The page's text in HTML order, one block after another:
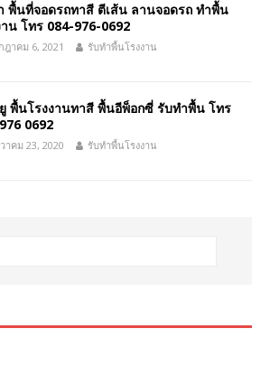
พื้นที่จอดรถทาสี ตีเส้น ลานจอดรถ ทำพื้น
าน โทร 084-976-0692
ฎาคม 6, 2021 รับทำพื้นโรงงาน
พื้นโรงงานทาสี พื้นอีพ็อกซี่ รับทำพื้น โทร
0692
าคม 23, 2020 รับทำพื้นโรงงาน